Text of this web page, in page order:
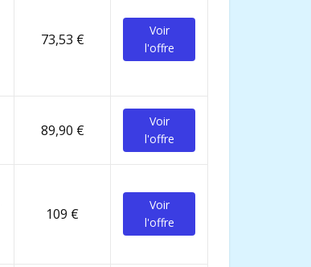
73,53 €
Voir
l'offre
89,90 €
Voir
l'offre
109 €
Voir
l'offre